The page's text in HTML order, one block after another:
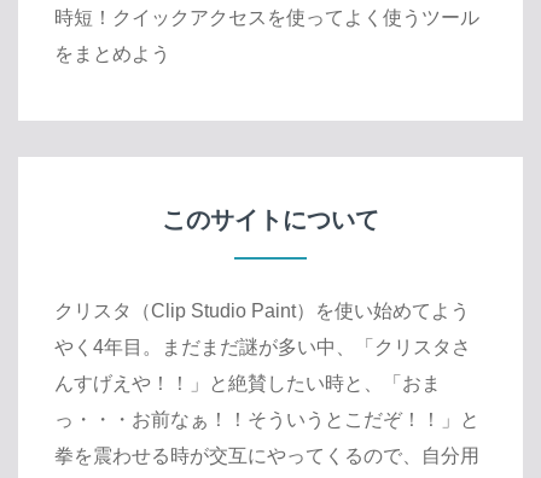
時短！クイックアクセスを使ってよく使うツール
をまとめよう
このサイトについて
クリスタ（Clip Studio Paint）を使い始めてよう
やく4年目。まだまだ謎が多い中、「クリスタさ
んすげえや！！」と絶賛したい時と、「おま
っ・・・お前なぁ！！そういうとこだぞ！！」と
拳を震わせる時が交互にやってくるので、自分用